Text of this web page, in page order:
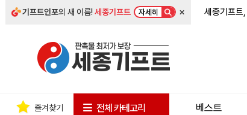
기프트인포의 새 이름!세종기프트 자세히 × 세종기프트,
즐겨찾기 전체 카테고리
베스트